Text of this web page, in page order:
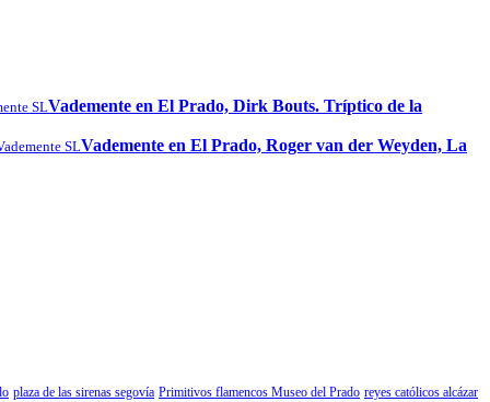
SLVademente en El Prado, Dirk Bouts. Tríptico de la
SLVademente en El Prado, Roger van der Weyden, La
plaza de las sirenas segovía Primitivos flamencos Museo del Prado reyes católicos alcázar